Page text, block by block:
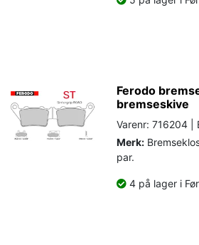
Ferodo
bremseskive
Varenr: 716204 |
Merk:
par.
4 på lager i